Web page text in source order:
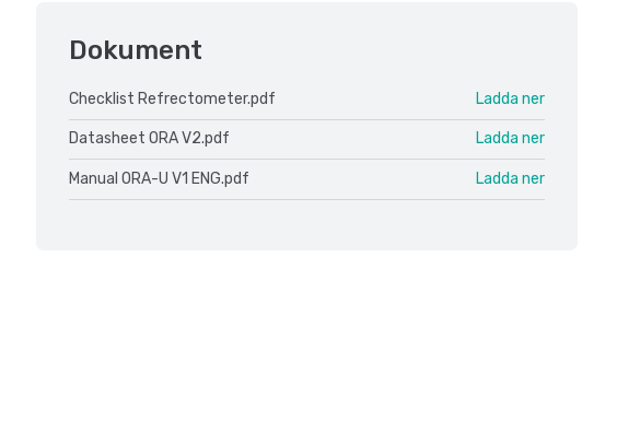
Dokument
Checklist Refrectometer.pdf Ladda ner
Datasheet ORA V2.pdf Ladda ner
Manual ORA-U V1 ENG.pdf Ladda ner